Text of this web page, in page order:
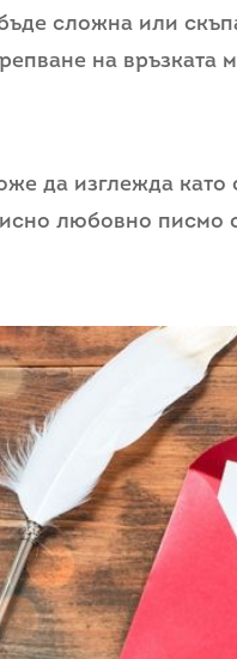
сложна или
на връзката
да изглежда като
любовно писмо